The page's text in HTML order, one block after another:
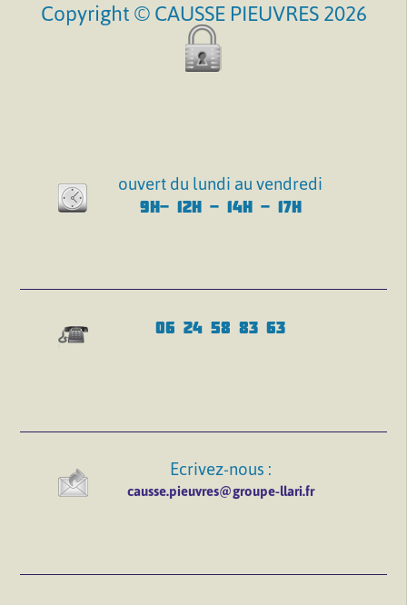
Copyright © CAUSSE PIEUVRES 2026
ouvert du lundi au vendredi
9H- 12H - 14H - 17H
06 24 58 83 63
Ecrivez-nous :
causse.pieuvres@groupe-llari.fr